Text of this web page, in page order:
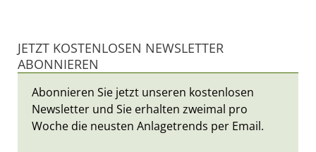
JETZT KOSTENLOSEN NEWSLETTER
ABONNIEREN
Abonnieren Sie jetzt unseren kostenlosen
Newsletter und Sie erhalten zweimal pro
Woche die neusten Anlagetrends per Email.